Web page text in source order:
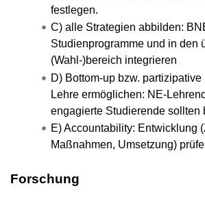
festlegen.
C) alle Strategien abbilden:
Studienprogramme und in den
(Wahl-)bereich integrieren
D) Bottom-up bzw.
Lehre ermöglichen: NE-
engagierte Studierende sollten
E) Accountability: Entwicklung
Maßnahmen, Umsetzung)
Forschung